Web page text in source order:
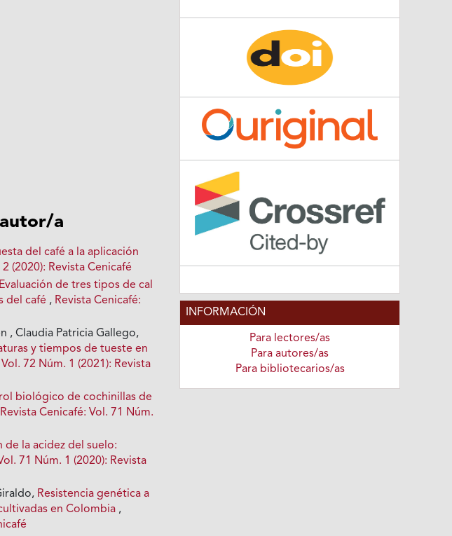
a
del café a la aplicación
(2020): Revista Cenicafé
Evaluación de tres tipos de cal
del café , Revista Cenicafé:
, Claudia Patricia Gallego,
y tiempos de tueste en
72 Núm. 1 (2021): Revista
biológico de cochinillas de
Revista Cenicafé: Vol. 71 Núm.
de la acidez del suelo:
71 Núm. 1 (2020): Revista
Resistencia genética a
en Colombia ,
INFORMACIÓN
Para lectores/as
Para autores/as
Para bibliotecarios/as